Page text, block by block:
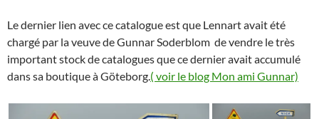
Le dernier lien avec ce catalogue est que Lennart avait été
chargé par la veuve de Gunnar Soderblom de vendre le très
important stock de catalogues que ce dernier avait accumulé
dans sa boutique à Göteborg. ( voir le blog Mon ami Gunnar)